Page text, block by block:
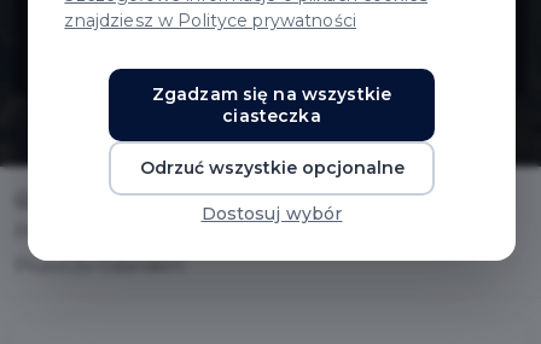
Gdańskim
Inwestycje
Pruszczu Gdańskim
znajdziesz w Polityce prywatności
Zgadzam się na wszystkie
ciasteczka
Odrzuć wszystkie opcjonalne
Dostosuj wybór